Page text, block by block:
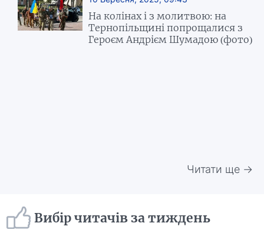
На колінах і з молитвою: на
Тернопільщині попрощалися з
Героєм Андрієм Шумадою (фото)
Читати ще →
Вибір читачів за тиждень